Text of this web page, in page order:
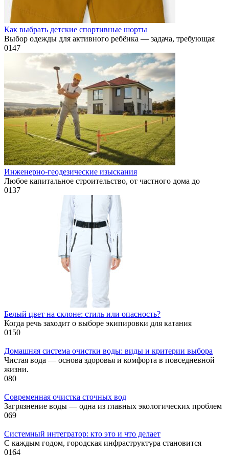
Как выбрать детские спортивные шорты
Выбор одежды для активного ребёнка — задача, требующая
0147
Инженерно-геодезические изыскания
Любое капитальное строительство, от частного дома до
0137
Белый цвет на склоне: стиль или опасность?
Когда речь заходит о выборе экипировки для катания
0150
Домашняя система очистки воды: виды и критерии выбора
Чистая вода — основа здоровья и комфорта в повседневной
жизни.
080
Современная очистка сточных вод
Загрязнение воды — одна из главных экологических проблем
069
Системный интегратор: кто это и что делает
С каждым годом, городская инфраструктура становится
0164